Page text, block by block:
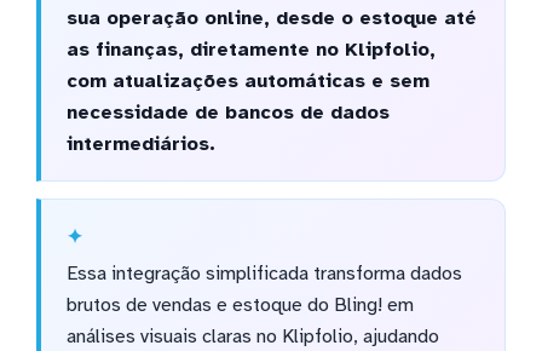
sua operação online, desde o estoque até
as finanças, diretamente no Klipfolio,
com atualizações automáticas e sem
necessidade de bancos de dados
intermediários.
Essa integração simplificada transforma dados
brutos de vendas e estoque do Bling! em
análises visuais claras no Klipfolio, ajudando